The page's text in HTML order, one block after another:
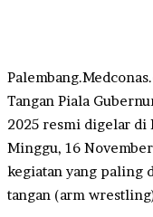
Tangan Piala
2025 resmi digelar di
Minggu, 16
kegiatan yang paling
tangan (arm